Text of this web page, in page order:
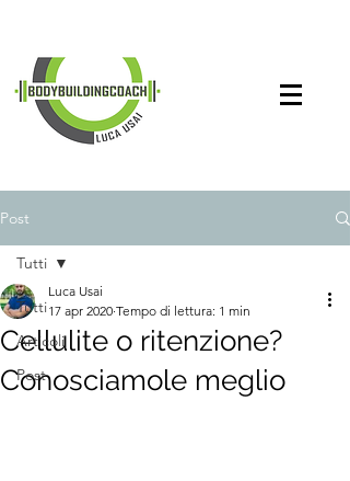
Post
Tutti
Articoli
Post
Tutti
Cellulite o ritenzione?
Conosciamole meglio
Luca Usai
17 apr 2020 Tempo di lettura: 1 min